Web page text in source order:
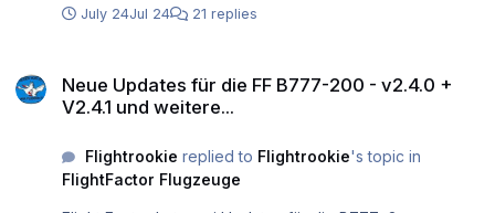
Ortho4XP.
July 24Jul 24 21 replies
Neue Updates für die FF B777-200 - v2.4.0 +
V2.4.1 und weitere...
Flightrookie replied to Flightrookie's topic in
FlightFactor Flugzeuge